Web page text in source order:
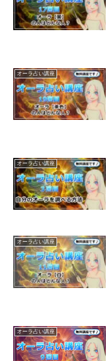
オーラ占い講座
オーラ占い講座
オーラ占い講座
オーラ占い講座